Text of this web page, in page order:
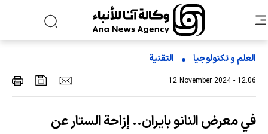
العلم و تکنولوجیا التقنیة
12 November 2024 - 12:06
في معرض النانو بايران.. إزاحة الستار عن